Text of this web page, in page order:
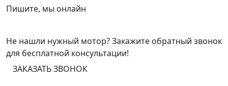
Пишите, мы онлайн
Не нашли нужный мотор? Закажите обратный звонок
для бесплатной консультации!
ЗАКАЗАТЬ ЗВОНОК